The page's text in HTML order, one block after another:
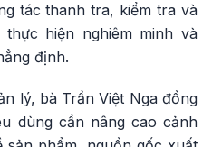
tác thanh tra, kiểm tra và
hiện nghiêm minh và
định.
lý, bà Trần Việt Nga đồng
dùng cần nâng cao cảnh